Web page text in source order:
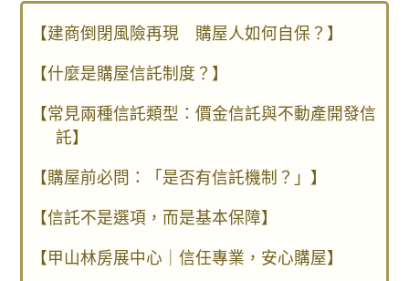
【建商倒閉風險再現 購屋人如何自保？】
【什麼是購屋信託制度？】
【常見兩種信託類型：價金信託與不動產開發信
託】
【購屋前必問：「是否有信託機制？」】
【信託不是選項，而是基本保障】
【甲山林房展中心｜信任專業，安心購屋】